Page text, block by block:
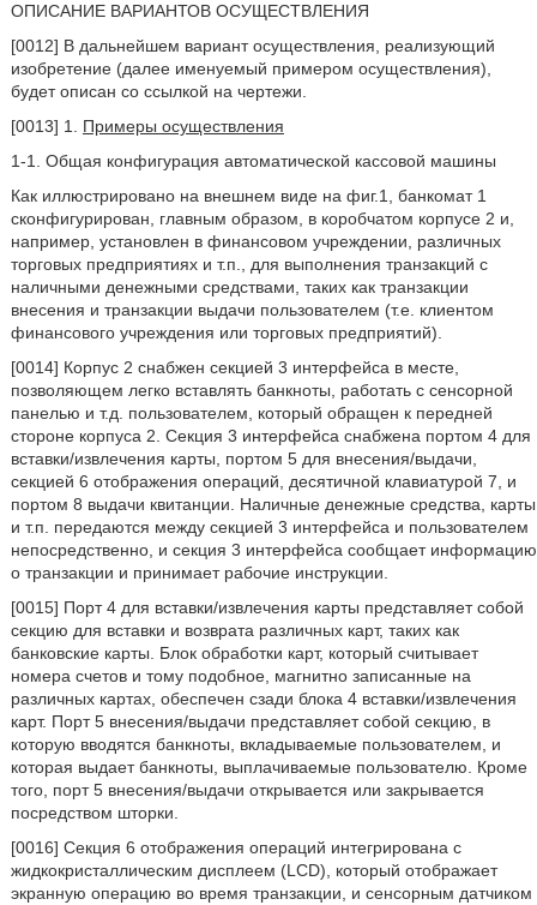
ОПИСАНИЕ ВАРИАНТОВ ОСУЩЕСТВЛЕНИЯ
[0012] В дальнейшем вариант осуществления, реализующий
изобретение (далее именуемый примером осуществления),
будет описан со ссылкой на чертежи.
[0013] 1. Примеры осуществления
1-1. Общая конфигурация автоматической кассовой машины
Как иллюстрировано на внешнем виде на фиг.1, банкомат 1
сконфигурирован, главным образом, в коробчатом корпусе 2 и,
например, установлен в финансовом учреждении, различных
торговых предприятиях и т.п., для выполнения транзакций с
наличными денежными средствами, таких как транзакции
внесения и транзакции выдачи пользователем (т.е. клиентом
финансового учреждения или торговых предприятий).
[0014] Корпус 2 снабжен секцией 3 интерфейса в месте,
позволяющем легко вставлять банкноты, работать с сенсорной
панелью и т.д. пользователем, который обращен к передней
стороне корпуса 2. Секция 3 интерфейса снабжена портом 4 для
вставки/извлечения карты, портом 5 для внесения/выдачи,
секцией 6 отображения операций, десятичной клавиатурой 7, и
портом 8 выдачи квитанции. Наличные денежные средства, карты
и т.п. передаются между секцией 3 интерфейса и пользователем
непосредственно, и секция 3 интерфейса сообщает информацию
о транзакции и принимает рабочие инструкции.
[0015] Порт 4 для вставки/извлечения карты представляет собой
секцию для вставки и возврата различных карт, таких как
банковские карты. Блок обработки карт, который считывает
номера счетов и тому подобное, магнитно записанные на
различных картах, обеспечен сзади блока 4 вставки/извлечения
карт. Порт 5 внесения/выдачи представляет собой секцию, в
которую вводятся банкноты, вкладываемые пользователем, и
которая выдает банкноты, выплачиваемые пользователю. Кроме
того, порт 5 внесения/выдачи открывается или закрывается
посредством шторки.
[0016] Секция 6 отображения операций интегрирована с
жидкокристаллическим дисплеем (LCD), который отображает
экранную операцию во время транзакции, и сенсорным датчиком